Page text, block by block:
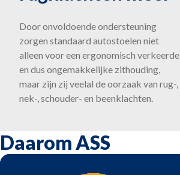
Door onvoldoende ondersteuning
zorgen standaard autostoelen niet
alleen voor een ergonomisch verkeerde
en dus ongemakkelijke zithouding,
maar zijn zij veelal de oorzaak van rug-,
nek-, schouder- en beenklachten.
Daarom ASS